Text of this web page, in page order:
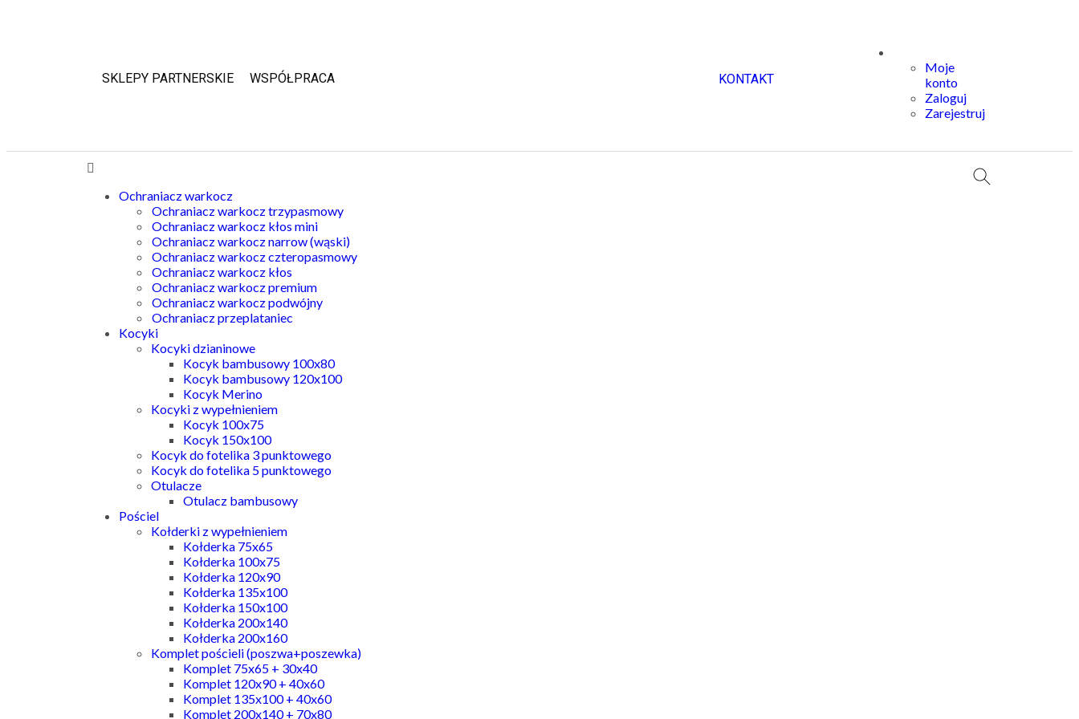
SKLEPY PARTNERSKIE WSPÓŁPRACA KONTAKT
Moje
konto
Zaloguj
Zarejestruj
Ochraniacz warkocz
Ochraniacz warkocz trzypasmowy
Ochraniacz warkocz kłos mini
Ochraniacz warkocz narrow (wąski)
Ochraniacz warkocz czteropasmowy
Ochraniacz warkocz kłos
Ochraniacz warkocz premium
Ochraniacz warkocz podwójny
Ochraniacz przeplataniec
Kocyki
Kocyki dzianinowe
Kocyk bambusowy 100x80
Kocyk bambusowy 120x100
Kocyk Merino
Kocyki z wypełnieniem
Kocyk 100x75
Kocyk 150x100
Kocyk do fotelika 3 punktowego
Kocyk do fotelika 5 punktowego
Otulacze
Otulacz bambusowy
Pościel
Kołderki z wypełnieniem
Kołderka 75x65
Kołderka 100x75
Kołderka 120x90
Kołderka 135x100
Kołderka 150x100
Kołderka 200x140
Kołderka 200x160
Komplet pościeli (poszwa+poszewka)
Komplet 75x65 + 30x40
Komplet 120x90 + 40x60
Komplet 135x100 + 40x60
Komplet 200x140 + 70x80